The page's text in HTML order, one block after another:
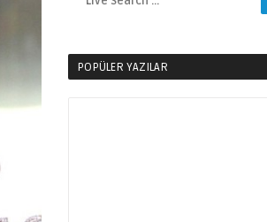
POPÜLER YAZILAR